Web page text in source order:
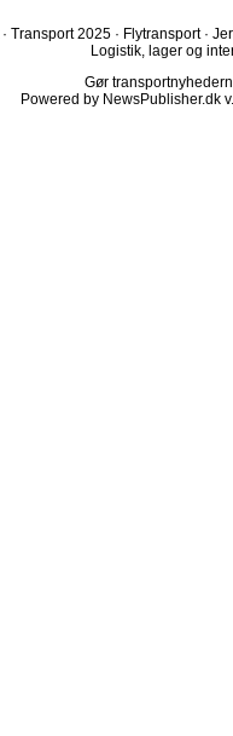
· Transport 2025 · Flytransport ·
Logistik, lager og
Gør
Powered by NewsPublisher.dk